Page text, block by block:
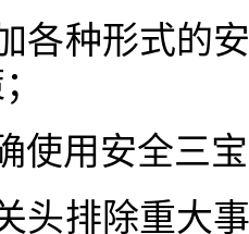
各种形式的
使用安全三
头排除重大